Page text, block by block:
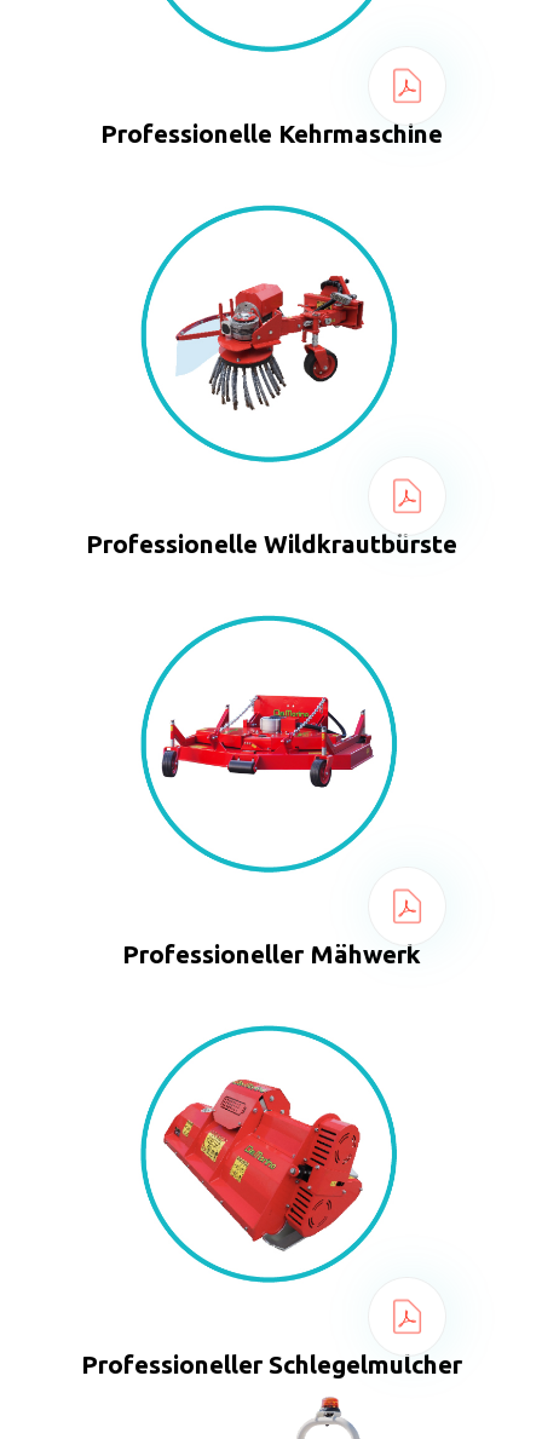
Professionelle Kehrmaschine
Professionelle Wildkrautbürste
Professioneller Mähwerk
Professioneller Schlegelmulcher